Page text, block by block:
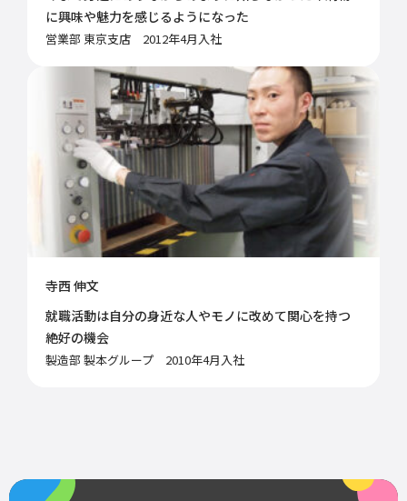
に興味や魅力を感じるようになった
営業部 東京支店 2012年4月入社
寺西 伸文
就職活動は自分の身近な人やモノに改めて関心を持つ
絶好の機会
製造部 製本グループ 2010年4月入社